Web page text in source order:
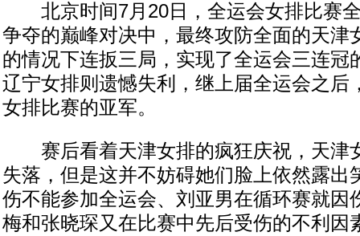
北京时间7月20日，全运会女排比赛
争夺的巅峰对决中，最终攻防全面的天津
的情况下连扳三局，实现了全运会三连冠
辽宁女排则遗憾失利，继上届全运会之后
女排比赛的亚军。
赛后看着天津女排的疯狂庆祝，天津
失落，但是这并不妨碍她们脸上依然露出
伤不能参加全运会、刘亚男在循环赛就因
梅和张晓琛又在比赛中先后受伤的不利因